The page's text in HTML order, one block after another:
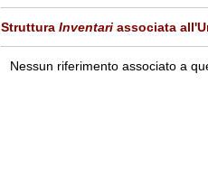
Struttura Inventari associata
Nessun riferimento associato a